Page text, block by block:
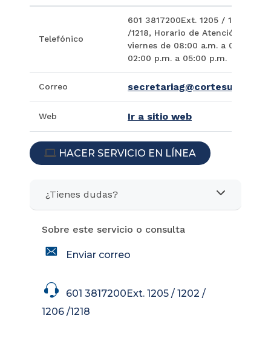
Telefónico
601 3817200Ext. 1205 / 1202 /
/1218, Horario de Atención: de
viernes de 08:00 a.m. a 01:00
02:00 p.m. a 05:00 p.m.
Correo
Web Ir a sitio web
ICON
HACER SERVICIO EN LÍNEA
¿Tienes dudas?
Sobre este servicio o consulta
Enviar correo
601 3817200Ext. 1205 / 1202 /
1206 /1218